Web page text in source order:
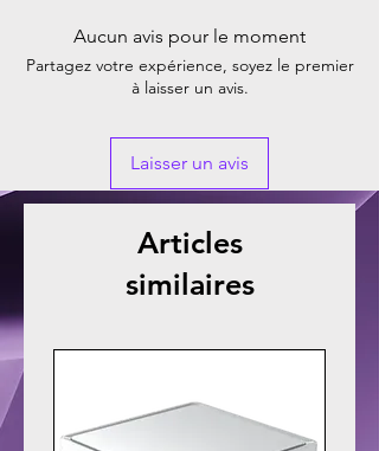
Aucun avis pour le moment
Partagez votre expérience, soyez le premier
à laisser un avis.
Laisser un avis
Articles
similaires